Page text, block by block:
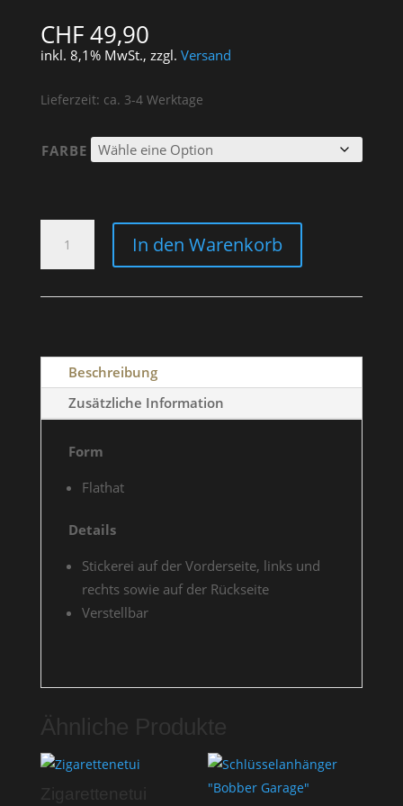
CHF49,90
inkl. 8,1% MwSt., zzgl. Versand
Lieferzeit: ca. 3-4 Werktage
FARBE
YELLOW
MENGE
In den Warenkorb
Beschreibung
Zusätzliche Information
Form
Flathat
Details
Stickerei auf der Vorderseite, links und
rechts sowie auf der Rückseite
Verstellbar
Ähnliche Produkte
Zigarettenetui